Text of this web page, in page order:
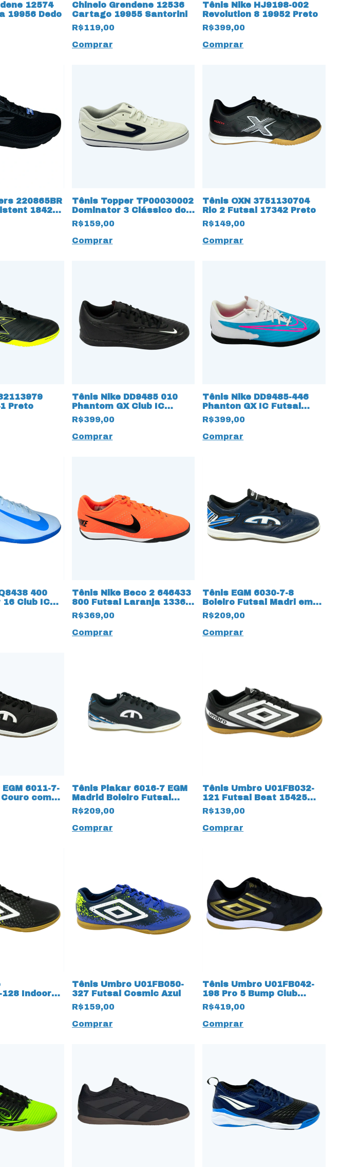
12574
19956 Dedo
Chinelo Grendene 12536
Cartago 19955 Santorini
R$119,00
Comprar
Tênis Nike HJ9198-002
Revolution 8 19952 Preto
R$399,00
Comprar
220865BR
18429
Tênis Topper TP00030002
Dominator 3 Clássico do
Futsal 13337 Raiz
R$159,00
Comprar
Tênis OXN 3751130704
Rio 2 Futsal 17342 Preto
R$149,00
Comprar
Preto
Tênis Nike DD9485 010
Phantom GX Club IC
Futsal 15983 Preto
R$399,00
Comprar
Tênis Nike DD9485-446
Phanton GX IC Futsal
18182 Azul claro
R$399,00
Comprar
400
Club IC
Tênis Nike Beco 2 646433
800 Futsal Laranja 13366
Neon
R$369,00
Comprar
Tênis EGM 6030-7-8
Boleiro Futsal Madri em
Couro Legítimo Marinho
R$209,00
Comprar
6011-7-
com
13399
Tênis Plakar 6016-7 EGM
Madrid Boleiro Futsal
9997 Preto
R$209,00
Comprar
Tênis Umbro U01FB032-
121 Futsal Beat 15425
Preto/Branco
R$139,00
Comprar
128 Indoor
15567
Tênis Umbro U01FB050-
327 Futsal Cosmic Azul
R$159,00
Comprar
Tênis Umbro U01FB042-
198 Pro 5 Bump Club
17997 Preto
R$419,00
Comprar